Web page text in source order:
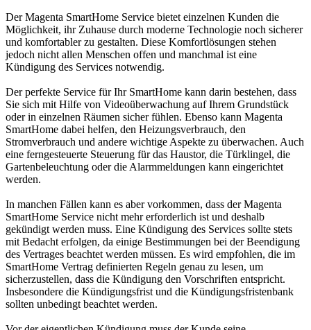
Der Magenta SmartHome Service bietet einzelnen Kunden die
Möglichkeit, ihr Zuhause durch moderne Technologie noch sicherer
und komfortabler zu gestalten. Diese Komfortlösungen stehen
jedoch nicht allen Menschen offen und manchmal ist eine
Kündigung des Services notwendig.
Der perfekte Service für Ihr SmartHome kann darin bestehen, dass
Sie sich mit Hilfe von Videoüberwachung auf Ihrem Grundstück
oder in einzelnen Räumen sicher fühlen. Ebenso kann Magenta
SmartHome dabei helfen, den Heizungsverbrauch, den
Stromverbrauch und andere wichtige Aspekte zu überwachen. Auch
eine ferngesteuerte Steuerung für das Haustor, die Türklingel, die
Gartenbeleuchtung oder die Alarmmeldungen kann eingerichtet
werden.
In manchen Fällen kann es aber vorkommen, dass der Magenta
SmartHome Service nicht mehr erforderlich ist und deshalb
gekündigt werden muss. Eine Kündigung des Services sollte stets
mit Bedacht erfolgen, da einige Bestimmungen bei der Beendigung
des Vertrages beachtet werden müssen. Es wird empfohlen, die im
SmartHome Vertrag definierten Regeln genau zu lesen, um
sicherzustellen, dass die Kündigung den Vorschriften entspricht.
Insbesondere die Kündigungsfrist und die Kündigungsfristenbank
sollten unbedingt beachtet werden.